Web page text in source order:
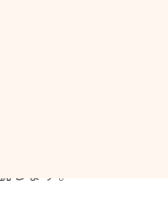
て生えている…」
間がないことを指摘
じていませんか。
にあるかどおか歯科
から、ご家庭ででき
用、開始時期まで、
します。